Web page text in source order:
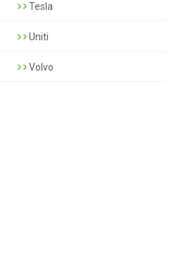
Tesla
Uniti
Volvo